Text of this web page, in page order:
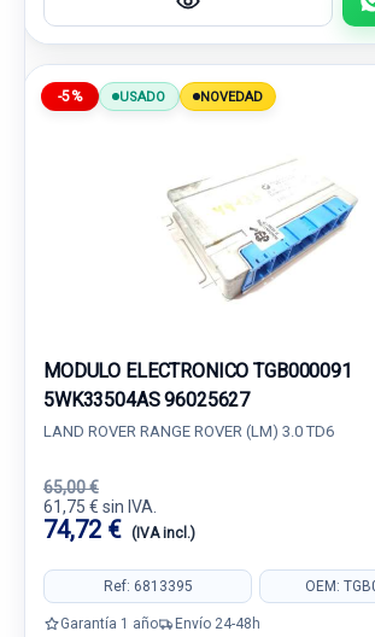
-5% USADO NOVEDAD
MODULO ELECTRONICO TGB000091
5WK33504AS 96025627
LAND ROVER RANGE ROVER (LM) 3.0 TD6
65,00 €
61,75 € sin IVA.
74,72 € (IVA incl.)
Ref: 6813395 OEM:
Garantía 1 año Envío 24-48h